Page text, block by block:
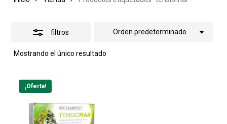
filtros
Mostrando el único resultado
Orden predeterminado
¡Oferta!